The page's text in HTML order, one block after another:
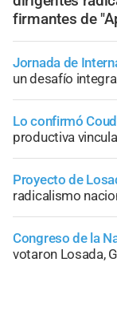
firmantes de
Jornada de
un desafío
Lo confirmó
productiva
Proyecto de
radicalismo
Congreso de la
votaron Losada,